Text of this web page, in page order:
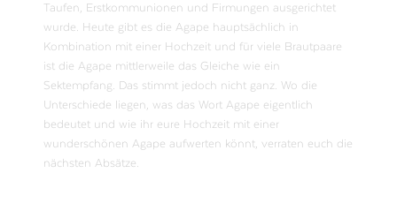
Taufen, Erstkommunionen und Firmungen ausgerichtet
wurde. Heute gibt es die Agape hauptsächlich in
Kombination mit einer Hochzeit und für viele Brautpaare
ist die Agape mittlerweile das Gleiche wie ein
Sektempfang. Das stimmt jedoch nicht ganz. Wo die
Unterschiede liegen, was das Wort Agape eigentlich
bedeutet und wie ihr eure Hochzeit mit einer
wunderschönen Agape aufwerten könnt, verraten euch die
nächsten Absätze.